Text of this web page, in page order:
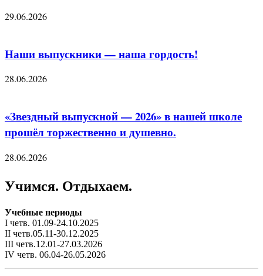
29.06.2026
Наши выпускники — наша гордость!
28.06.2026
«Звездный выпускной — 2026» в нашей школе
прошёл торжественно и душевно.
28.06.2026
Учимся. Отдыхаем.
Учебные периоды
I четв. 01.09-24.10.2025
II четв.05.11-30.12.2025
III четв.12.01-27.03.2026
IV четв. 06.04-26.05.2026